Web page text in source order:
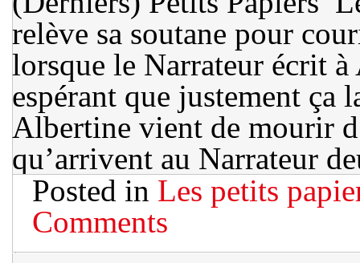
relève sa soutane pour
lorsque le Narrateur écrit
espérant que justement
Albertine vient de mourir
qu’arrivent au Narrateur
Posted in Les petits
Comments